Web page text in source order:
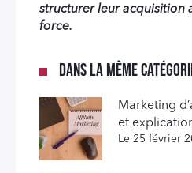
structurer leur acquisition
force.
Dans la même
Marketing
et
Le 25 février